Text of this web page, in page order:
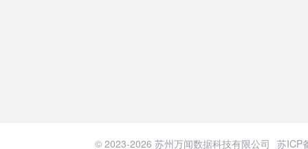
© 2023-2026 苏州万闻数据科技有限公司 苏ICP